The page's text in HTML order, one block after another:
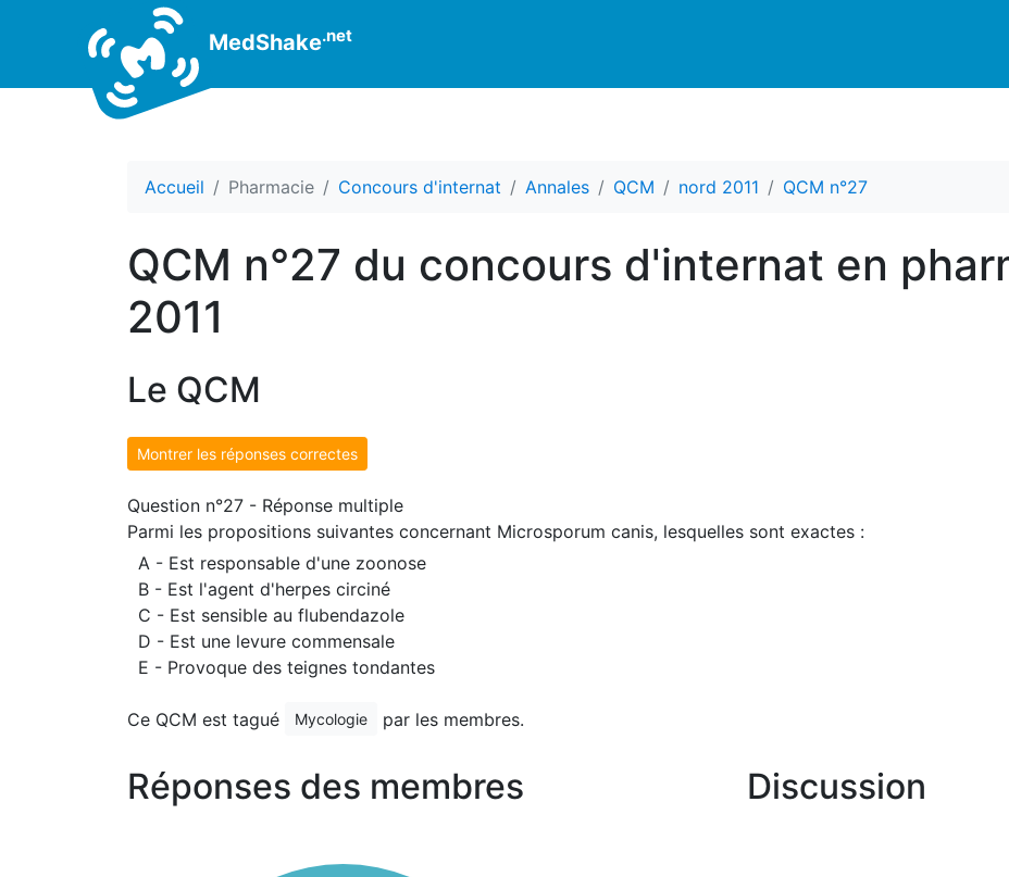
MedShake.net
Accueil Pharmacie Concours d'internat Annales QCM nord 2011 QCM n°27
QCM n°27 du concours d'internat en
2011
Le QCM
Montrer les réponses correctes
Question n°27 - Réponse multiple
Parmi les propositions suivantes concernant Microsporum canis, lesquelles sont exactes :
A - Est responsable d'une zoonose
B - Est l'agent d'herpes circiné
C - Est sensible au flubendazole
D - Est une levure commensale
E - Provoque des teignes tondantes
Ce QCM est tagué Mycologie par les membres.
Réponses des membres Discussion